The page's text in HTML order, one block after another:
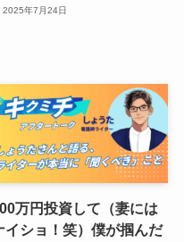
2025年7月24日
万円投資して（妻には
イショ！笑）僕が掴んだ